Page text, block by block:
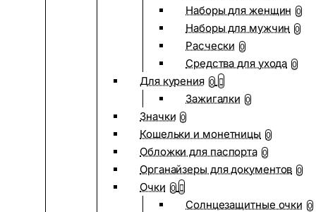
Наборы для женщин 0
Наборы для мужчин 0
Расчески 0
Средства для ухода 0
Для курения 0
Зажигалки 0
Значки 0
Кошельки и монетницы 0
Обложки для паспорта 0
Органайзеры для документов 0
Очки 0
Солнцезащитные очки 0